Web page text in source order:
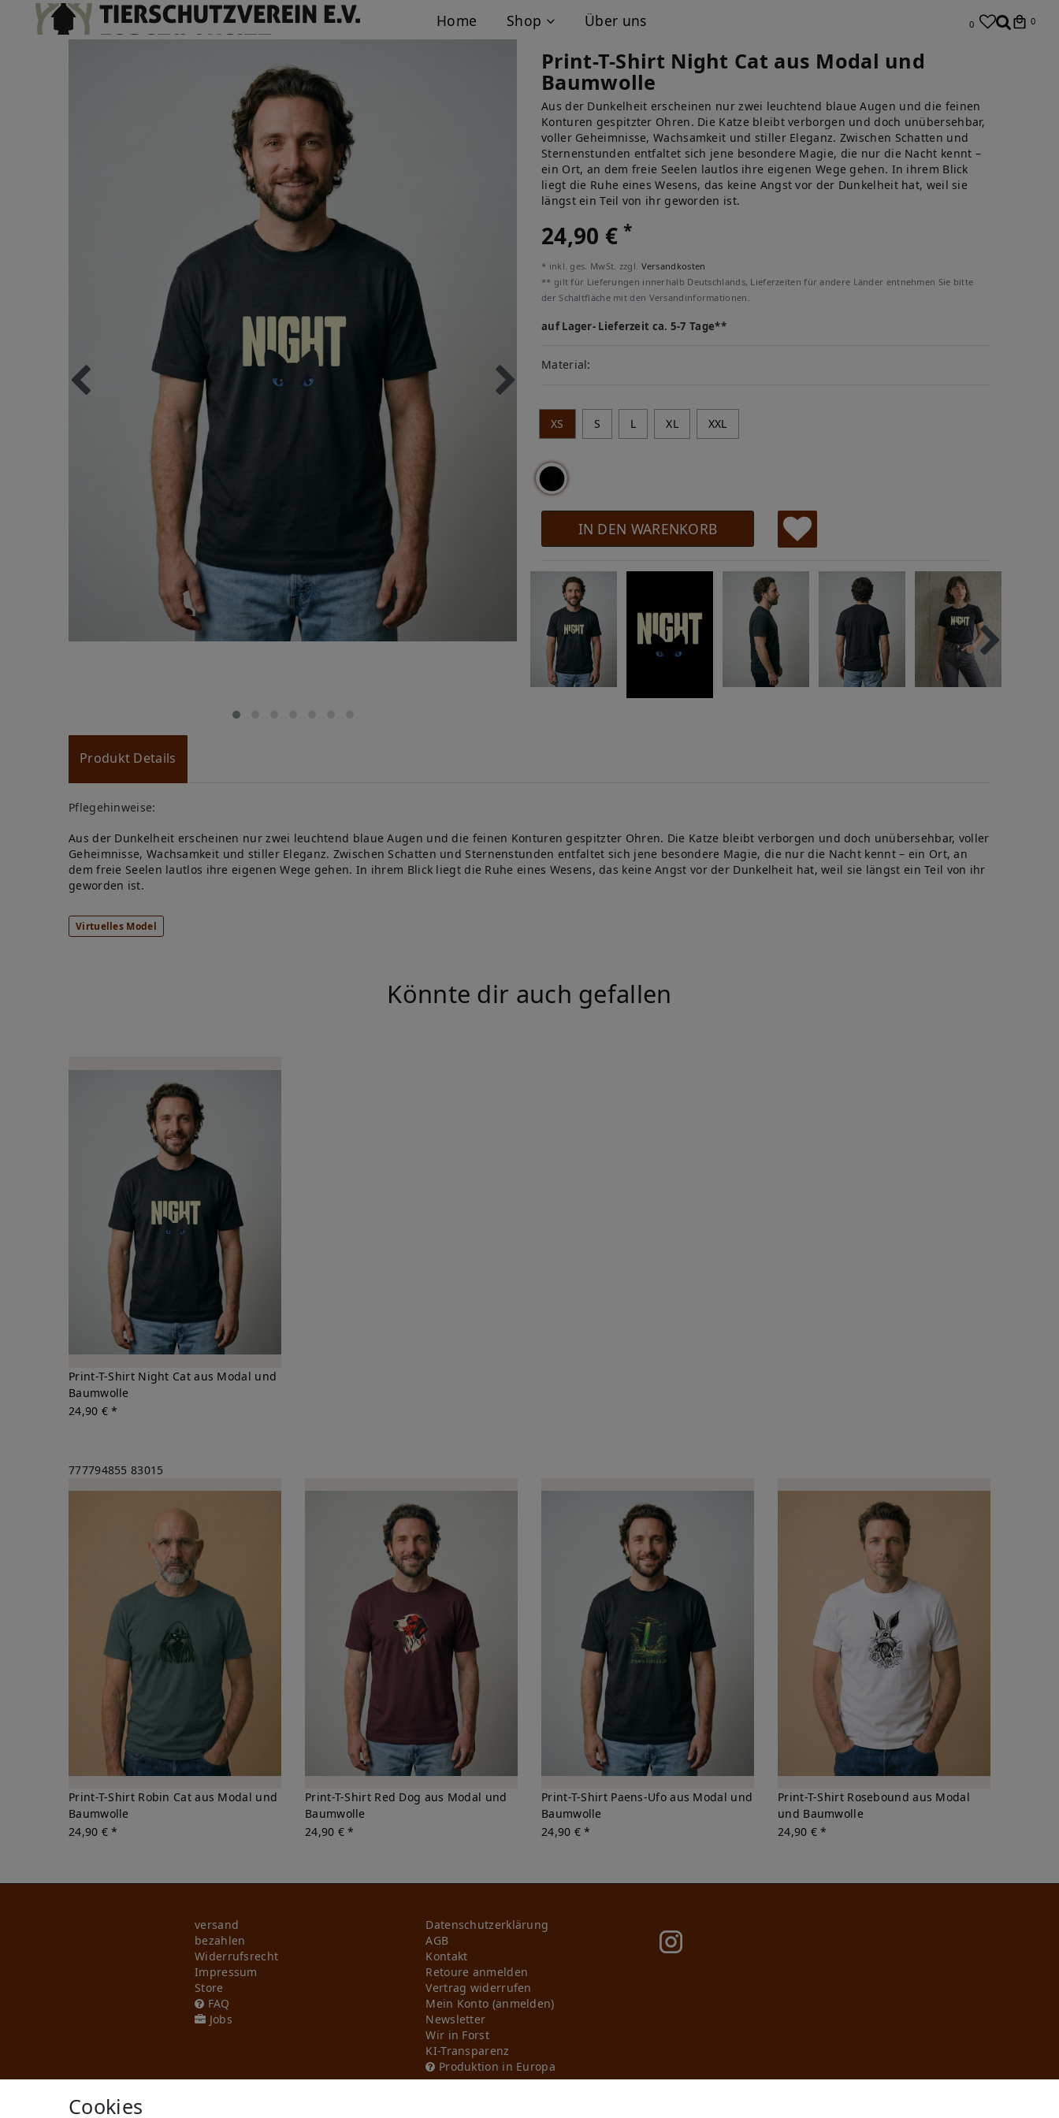
Home Shop Über uns 0 0
Print-T-Shirt Night Cat aus Modal und
Baumwolle
Aus der Dunkelheit erscheinen nur zwei leuchtend blaue Augen und die feinen
Konturen gespitzter Ohren. Die Katze bleibt verborgen und doch unübersehbar,
voller Geheimnisse, Wachsamkeit und stiller Eleganz. Zwischen Schatten und
Sternenstunden entfaltet sich jene besondere Magie, die nur die Nacht kennt –
ein Ort, an dem freie Seelen lautlos ihre eigenen Wege gehen. In ihrem Blick
liegt die Ruhe eines Wesens, das keine Angst vor der Dunkelheit hat, weil sie
längst ein Teil von ihr geworden ist.
24,90 €*
* inkl. ges. MwSt. zzgl. Versandkosten
** gilt für Lieferungen innerhalb Deutschlands, Lieferzeiten für andere Länder entnehmen Sie bitte
der Schaltfläche mit den Versandinformationen.
auf Lager- Lieferzeit ca. 5-7 Tage**
Material:
XS S L XL XXL
IN DEN WARENKORB
W
te
Produkt Details
Pflegehinweise:
Aus der Dunkelheit erscheinen nur zwei leuchtend blaue Augen und die feinen Konturen gespitzter Ohren. Die Katze bleibt verborgen und doch unübersehbar, voller
Geheimnisse, Wachsamkeit und stiller Eleganz. Zwischen Schatten und Sternenstunden entfaltet sich jene besondere Magie, die nur die Nacht kennt – ein Ort, an
dem freie Seelen lautlos ihre eigenen Wege gehen. In ihrem Blick liegt die Ruhe eines Wesens, das keine Angst vor der Dunkelheit hat, weil sie längst ein Teil von ihr
geworden ist.
Virtuelles Model
Könnte dir auch gefallen
Print-T-Shirt Night Cat aus Modal und
Baumwolle
24,90 € *
777794855 83015
Print-T-Shirt Robin Cat aus Modal und
Baumwolle
24,90 € *
Print-T-Shirt Red Dog aus Modal und
Baumwolle
24,90 € *
Print-T-Shirt Paens-Ufo aus Modal und
Baumwolle
24,90 € *
Print-T-Shirt Rosebound aus Modal
und Baumwolle
24,90 € *
versand
bezahlen
Widerrufs­recht
Impressum
Store
FAQ
Jobs
Daten­schutz­erklärung
AGB
Kontakt
Retoure anmelden
Vertrag widerrufen
Mein Konto (anmelden)
Newsletter
Wir in Forst
KI-Transparenz
Produktion in Europa
Cookies